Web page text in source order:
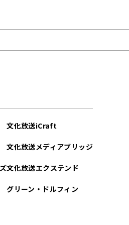
文化放送iCraft
文化放送メディアブリッジ
文化放送エクステンド
グリーン・ドルフィン